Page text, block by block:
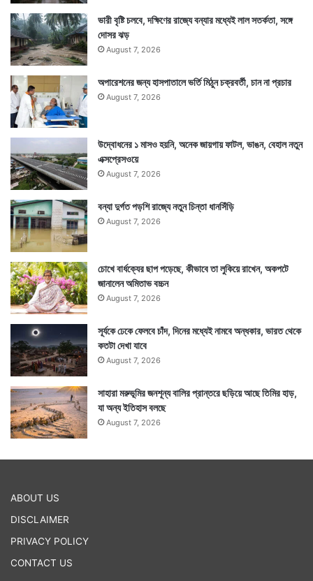
ভারী বৃষ্টি চলবে, দক্ষিণের রাজ্যে বন্যার মধ্যেই লাল সতর্কতা, সঙ্গে
দোসর ঝড়
August 7, 2026
অপারেশনের জন্য হাসপাতালে ভর্তি মিঠুন চক্রবর্তী, চান না প্রচার
August 7, 2026
উদ্বোধনের ১ মাসও হয়নি, অনেক জায়গায় ফাটল, ভাঙন, বেহাল নতুন
এক্সপ্রেসওয়ে
August 7, 2026
বন্যা দুর্গত পড়শি রাজ্যে নতুন চিন্তা ধানসিঁড়ি
August 7, 2026
চোখে বার্ধক্যের ছাপ পড়েছে, কীভাবে তা লুকিয়ে রাখেন, অকপটে
জানালেন অমিতাভ বচ্চন
August 7, 2026
সূর্যকে ঢেকে ফেলবে চাঁদ, দিনের মধ্যেই নামবে অন্ধকার, ভারত থেকে
কতটা দেখা যাবে
August 7, 2026
সাহারা মরুভূমির জনশূন্য বালির প্রান্তরে ছড়িয়ে আছে তিমির হাড়,
যা অন্য ইতিহাস বলছে
August 7, 2026
ABOUT US
DISCLAIMER
PRIVACY POLICY
CONTACT US